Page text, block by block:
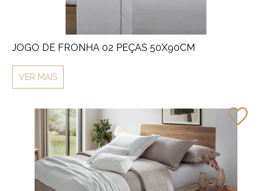
JOGO DE FRONHA 02 PEÇAS 50X90CM
VER MAIS